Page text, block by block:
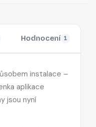
Hodnocení 1
instalace –
aplikace
jsou nyní